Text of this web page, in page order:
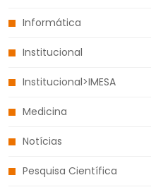
Informática
Institucional
Institucional>IMESA
Medicina
Notícias
Pesquisa Científica